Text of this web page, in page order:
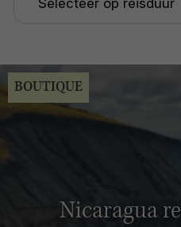
Nicaragua
BOUTIQUE